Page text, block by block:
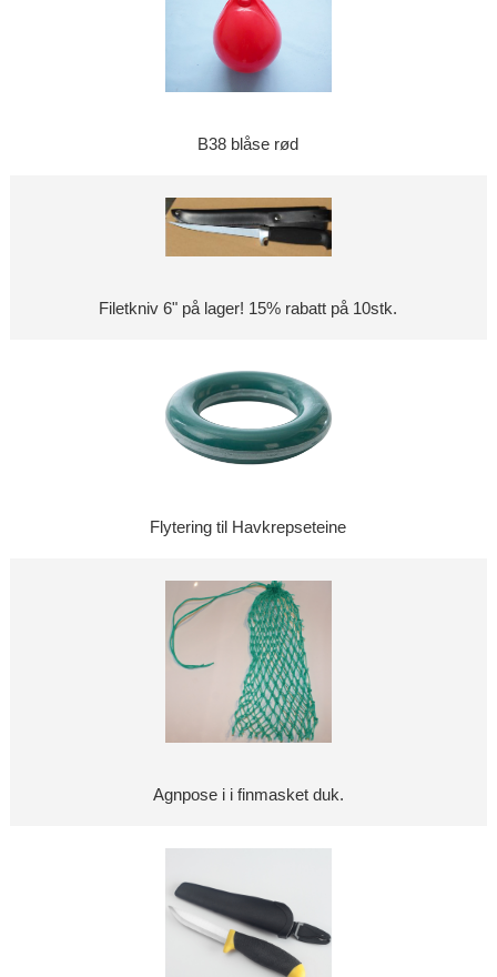
B38 blåse rød
Filetkniv 6" på lager! 15% rabatt på 10stk.
Flytering til Havkrepseteine
Agnpose i i finmasket duk.